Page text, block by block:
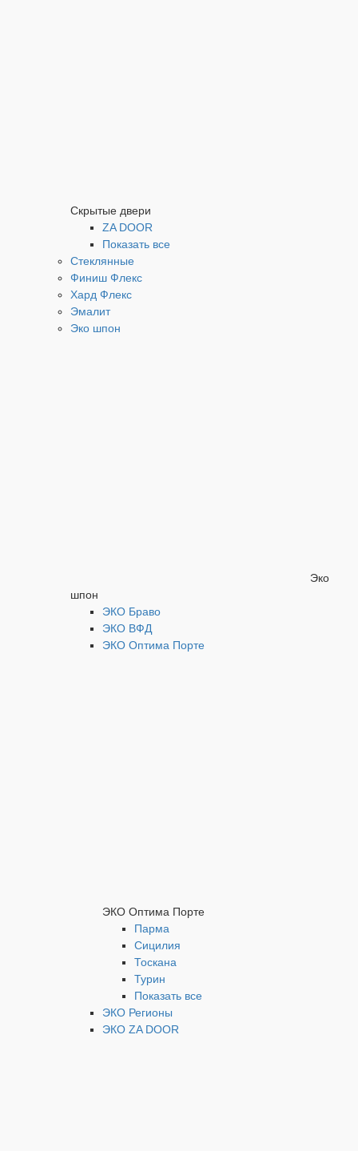
Скрытые двери
ZA DOOR
Показать все
Стеклянные
Финиш Флекс
Хард Флекс
Эмалит
Эко шпон
Эко
шпон
ЭКО Браво
ЭКО ВФД
ЭКО Оптима Порте
ЭКО Оптима Порте
Парма
Сицилия
Тоскана
Турин
Показать все
ЭКО Регионы
ЭКО ZA DOOR